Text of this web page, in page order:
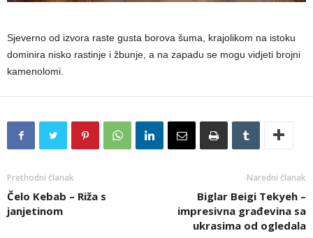
Sjeverno od izvora raste gusta borova šuma, krajolikom na istoku
dominira nisko rastinje i žbunje, a na zapadu se mogu vidjeti brojni
kamenolomi.
Prethodni članak
Čelo Kebab – Riža s
janjetinom
Naredni članak
Biglar Beigi Tekyeh –
impresivna građevina sa
ukrasima od ogledala